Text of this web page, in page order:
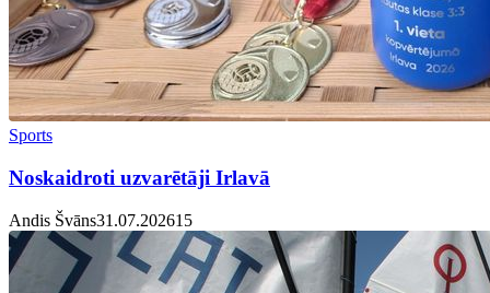
Sports
Noskaidroti uzvarētāji Irlavā
Andis Švāns31.07.20261 5